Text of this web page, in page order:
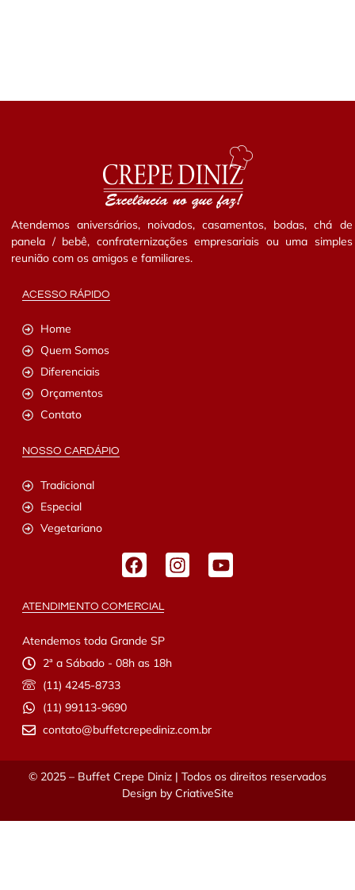
Atendemos aniversários, noivados, casamentos, bodas, chá de
panela / bebê, confraternizações empresariais ou uma simples
reunião com os amigos e familiares.
ACESSO RÁPIDO
Home
Quem Somos
Diferenciais
Orçamentos
Contato
NOSSO CARDÁPIO
Tradicional
Especial
Vegetariano
ATENDIMENTO COMERCIAL
Atendemos toda Grande SP
2ª a Sábado - 08h as 18h
(11) 4245-8733
(11) 99113-9690
contato@buffetcrepediniz.com.br
© 2025 – Buffet Crepe Diniz | Todos os direitos reservados
Design by CriativeSite